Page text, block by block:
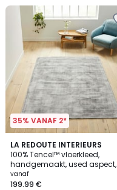
35% VANAF 2*
LA REDOUTE INTERIEURS
100% Tencel™ vloerkleed,
handgemaakt, used aspect,
IZRI
vanaf
199.99 €
3.2
/ 5
5
Kleuren